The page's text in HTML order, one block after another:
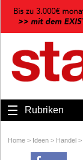
Rubriken
Home > Ideen > Handel >